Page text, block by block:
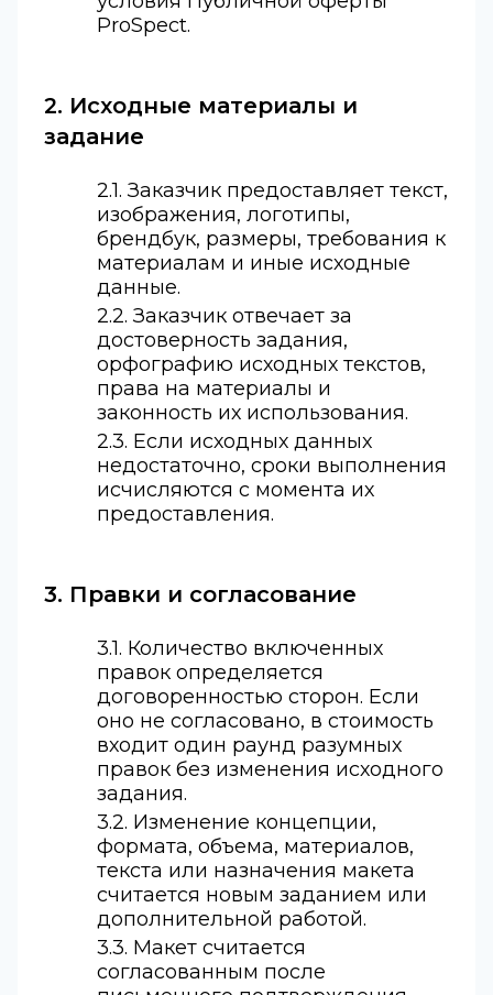
ProSpect.
2. Исходные материалы и
задание
2.1. Заказчик предоставляет текст,
изображения, логотипы,
брендбук, размеры, требования к
материалам и иные исходные
данные.
2.2. Заказчик отвечает за
достоверность задания,
орфографию исходных текстов,
права на материалы и
законность их использования.
2.3. Если исходных данных
недостаточно, сроки выполнения
исчисляются с момента их
предоставления.
3. Правки и согласование
3.1. Количество включенных
правок определяется
договоренностью сторон. Если
оно не согласовано, в стоимость
входит один раунд разумных
правок без изменения исходного
задания.
3.2. Изменение концепции,
формата, объема, материалов,
текста или назначения макета
считается новым заданием или
дополнительной работой.
3.3. Макет считается
согласованным после